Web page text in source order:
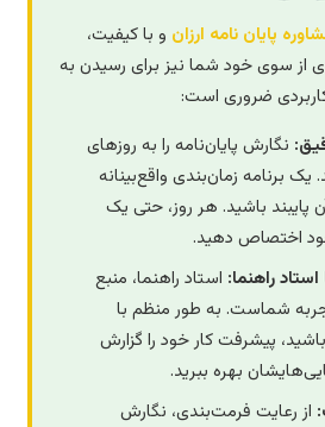
نامه ارزان و با کیفیت،
خود شما نیز برای رسیدن به
ضروری است:
پایان‌نامه را به روزهای
زمان‌بندی واقع‌بینانه
باشید. هر روز، حتی یک
دهید.
راهنما:استاد راهنما، منبع
به طور منظم با
پیشرفت کار خود را گزارش
بهره ببرید.
فرمت‌بندی، نگارش